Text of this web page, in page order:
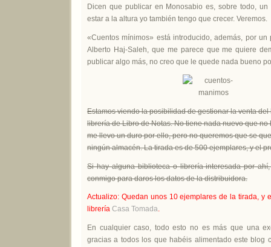
Dicen que publicar en Monosabio es, sobre todo,
estar a la altura yo también tengo que crecer. Veremos.
«Cuentos mínimos» está introducido, además, por
Alberto Haj-Saleh, que me parece que me quiere
publicar algo más, no creo que le quede nada bueno
Estamos viendo la posibilidad de gestionar la venta del
librería de Libro de Notas. No tiene nada nuevo que no
me llevo un duro por ello, pero no queremos que se
ningún almacén. La tirada es de 500 ejemplares, y el
Si hay alguna biblioteca o librería interesada por
conmigo para daros los datos de la distribuidora.
Actualizo: Quedan unos 10 ejemplares de la tirada, y
librería Casa Tomada.
En cualquier caso, todo esto no es más que una
gracias a todos los que habéis alimentado este blog